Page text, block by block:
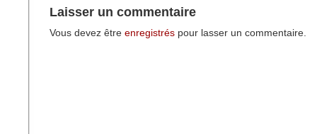
Laisser un commentaire
Vous devez être enregistrés pour lasser un commentaire.